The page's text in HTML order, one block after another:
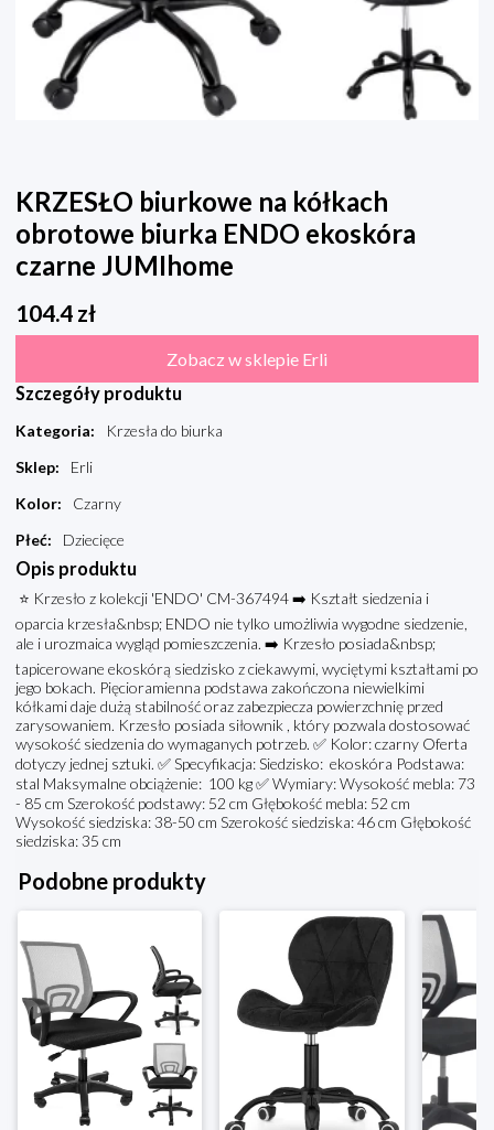
KRZESŁO biurkowe na kółkach
obrotowe biurka ENDO ekoskóra
czarne JUMIhome
104.4 zł
Zobacz w sklepie Erli
Szczegóły produktu
Kategoria:
Krzesła do biurka
Sklep:
Erli
Kolor:
Czarny
Płeć: Dziecięce
Opis produktu
⭐ Krzesło z kolekcji 'ENDO' CM-367494 ➡️ Kształt siedzenia i
oparcia krzesła&nbsp; ENDO nie tylko umożliwia wygodne siedzenie,
ale i urozmaica wygląd pomieszczenia. ➡️ Krzesło posiada&nbsp;
tapicerowane ekoskórą siedzisko z ciekawymi, wyciętymi kształtami po
jego bokach. Pięcioramienna podstawa zakończona niewielkimi
kółkami daje dużą stabilność oraz zabezpiecza powierzchnię przed
zarysowaniem. Krzesło posiada siłownik , który pozwala dostosować
wysokość siedzenia do wymaganych potrzeb. ✅ Kolor: czarny Oferta
dotyczy jednej sztuki. ✅ Specyfikacja: Siedzisko: ekoskóra Podstawa:
stal Maksymalne obciążenie: 100 kg ✅ Wymiary: Wysokość mebla: 73
- 85 cm Szerokość podstawy: 52 cm Głębokość mebla: 52 cm
Wysokość siedziska: 38-50 cm Szerokość siedziska: 46 cm Głębokość
siedziska: 35 cm
Podobne produkty